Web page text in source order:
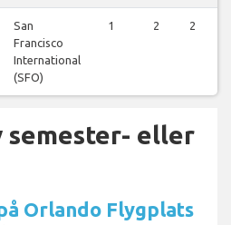
San
Francisco
International
(SFO)
1 2 2
semester- eller
Orlando Flygplats